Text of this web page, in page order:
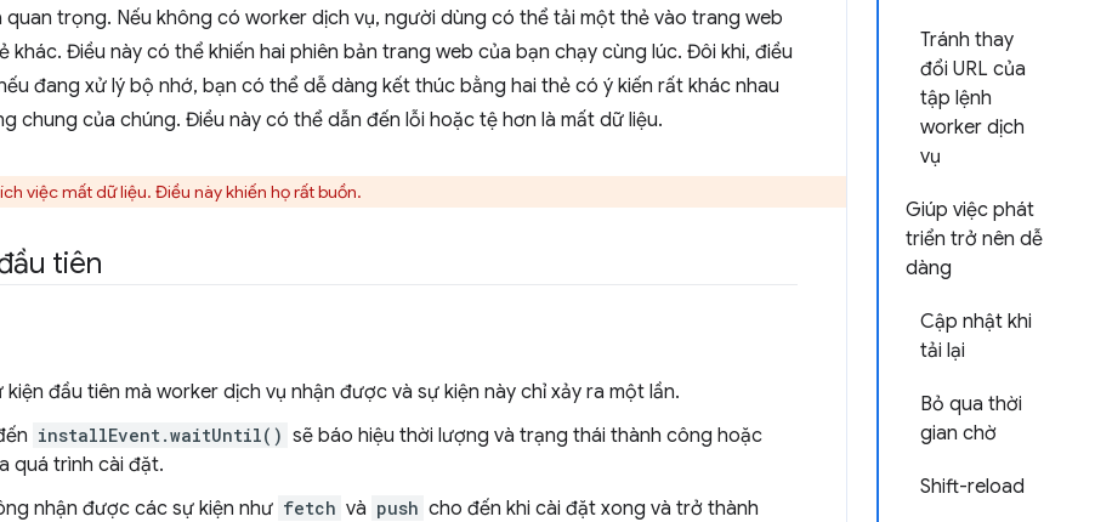
Tránh thay
đổi URL của
tập lệnh
worker dịch
vụ
Giúp việc phát
triển trở nên dễ
dàng
Cập nhật khi
tải lại
Bỏ qua thời
gian chờ
Shift-reload
trọng. Nếu không có worker dịch vụ, người dùng có thể tải một thẻ vào trang web
khác. Điều này có thể khiến hai phiên bản trang web của bạn chạy cùng lúc. Đôi khi, điều
đang xử lý bộ nhớ, bạn có thể dễ dàng kết thúc bằng hai thẻ có ý kiến rất khác nhau
chung của chúng. Điều này có thể dẫn đến lỗi hoặc tệ hơn là mất dữ liệu.
việc mất dữ liệu. Điều này khiến họ rất buồn.
tiên
kiện đầu tiên mà worker dịch vụ nhận được và sự kiện này chỉ xảy ra một lần.
installEvent.waitUntil() sẽ báo hiệu thời lượng và trạng thái thành công hoặc
quá trình cài đặt.
nhận được các sự kiện như fetch và push cho đến khi cài đặt xong và trở thành